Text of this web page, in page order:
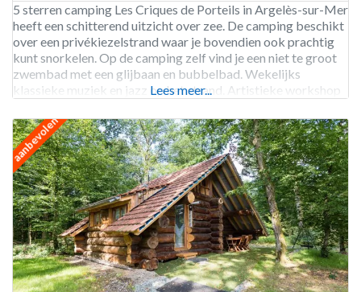
5 sterren camping Les Criques de Porteils in Argelès-sur-Mer
heeft een schitterend uitzicht over zee. De camping beschikt
over een privékiezelstrand waar je bovendien ook prachtig
kunt snorkelen. Op de camping zelf vind je een niet te groot
zwembad met een glijbaan en bubbelbad. Wekelijks
klassieke muziek en jazz op het strand. Artistieke workshop
Lees meer...
aanbevolen